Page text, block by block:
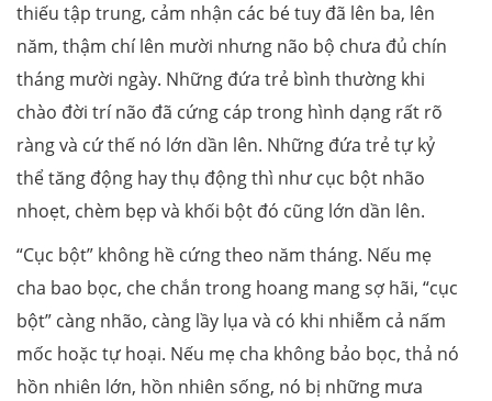
thiếu tập trung, cảm nhận các bé tuy đã lên ba, lên
năm, thậm chí lên mười nhưng não bộ chưa đủ chín
tháng mười ngày. Những đứa trẻ bình thường khi
chào đời trí não đã cứng cáp trong hình dạng rất rõ
ràng và cứ thế nó lớn dần lên. Những đứa trẻ tự kỷ
thể tăng động hay thụ động thì như cục bột nhão
nhoẹt, chèm bẹp và khối bột đó cũng lớn dần lên.
“Cục bột” không hề cứng theo năm tháng. Nếu mẹ
cha bao bọc, che chắn trong hoang mang sợ hãi, “cục
bột” càng nhão, càng lầy lụa và có khi nhiễm cả nấm
mốc hoặc tự hoại. Nếu mẹ cha không bảo bọc, thả nó
hồn nhiên lớn, hồn nhiên sống, nó bị những mưa